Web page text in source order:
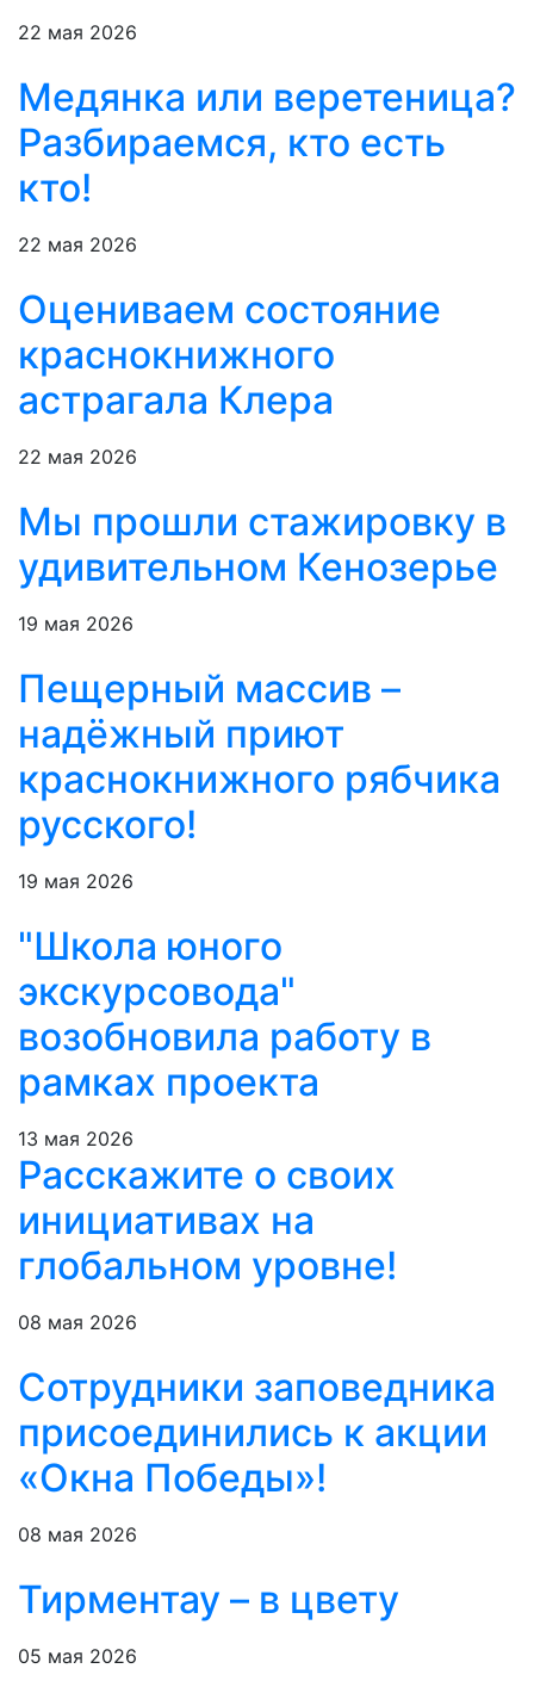
22 мая 2026
Медянка или веретеница?
Разбираемся, кто есть
кто!
22 мая 2026
Оцениваем состояние
краснокнижного
астрагала Клера
22 мая 2026
Мы прошли стажировку в
удивительном Кенозерье
19 мая 2026
Пещерный массив –
надёжный приют
краснокнижного рябчика
русского!
19 мая 2026
"Школа юного
экскурсовода"
возобновила работу в
рамках проекта
13 мая 2026
Расскажите о своих
инициативах на
глобальном уровне!
08 мая 2026
Сотрудники заповедника
присоединились к акции
«Окна Победы»!
08 мая 2026
Тирментау – в цвету
05 мая 2026